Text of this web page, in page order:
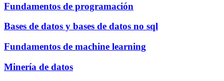
Fundamentos de programación
Bases de datos y bases de datos no sql
Fundamentos de machine learning
Minería de datos